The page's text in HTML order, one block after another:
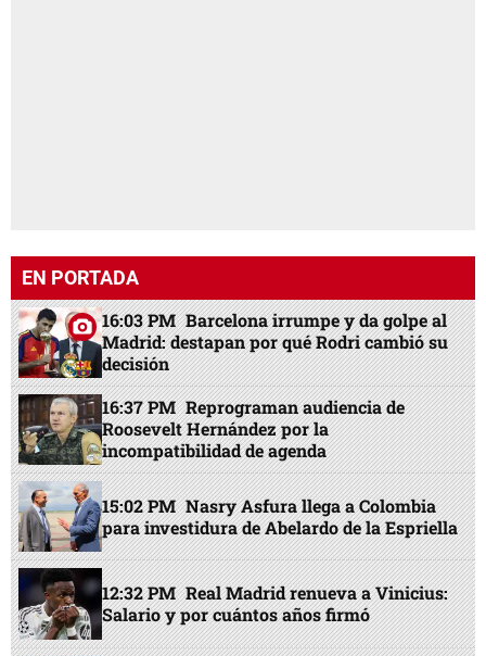
EN PORTADA
16:03 PM Barcelona irrumpe y da golpe al
Madrid: destapan por qué Rodri cambió su
decisión
16:37 PM Reprograman audiencia de
Roosevelt Hernández por la
incompatibilidad de agenda
15:02 PM Nasry Asfura llega a Colombia
para investidura de Abelardo de la Espriella
12:32 PM Real Madrid renueva a Vinicius:
Salario y por cuántos años firmó